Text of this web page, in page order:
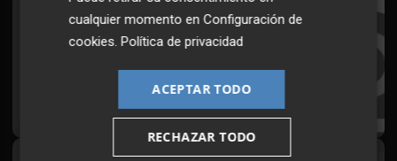
Suscríbete al Boletín
¡Quiero suscribirme!
cualquier momento enConfiguración de
cookies.Política de privacidad
ACEPTAR TODO
RECHAZAR TODO